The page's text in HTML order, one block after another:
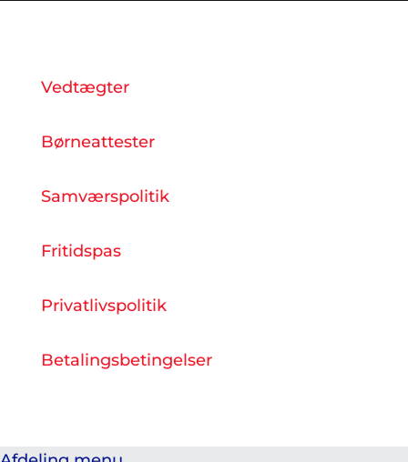
Vedtægter
Børneattester
Samværspolitik
Fritidspas
Privatlivspolitik
Betalingsbetingelser